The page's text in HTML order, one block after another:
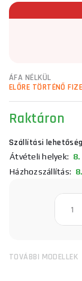
ÁFA NÉLKÜL
ELŐRE TÖRTÉNŐ
Raktáron
Szállítási
Átvételi helyek: 8.
Házhozszállítás:
TOVÁBBI MODELLEK